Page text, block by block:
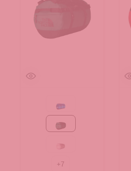
Active blue
Evergreen-TNF Black
Metal Pink/Hushed Laven
+7